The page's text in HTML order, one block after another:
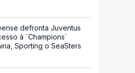
defronta Juventus
à `Champions`
Sporting o SeaSters